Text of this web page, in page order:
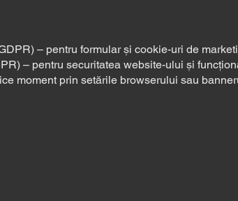
– pentru formular și cookie-uri de
– pentru securitatea website-ului și
moment prin setările browserului sau